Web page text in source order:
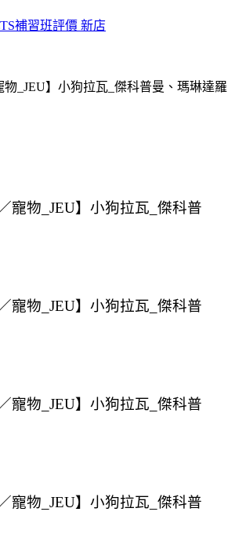
補習班評價 新店
物_JEU】小狗拉瓦_傑科普曼、瑪琳達羅
寵物_JEU】小狗拉瓦_傑科普
寵物_JEU】小狗拉瓦_傑科普
寵物_JEU】小狗拉瓦_傑科普
寵物_JEU】小狗拉瓦_傑科普